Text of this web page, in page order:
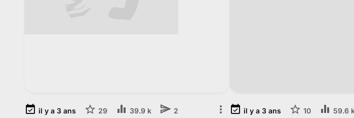
il y a 3 ans 29 39.9 k 2 il y a3 ans 10 59.6